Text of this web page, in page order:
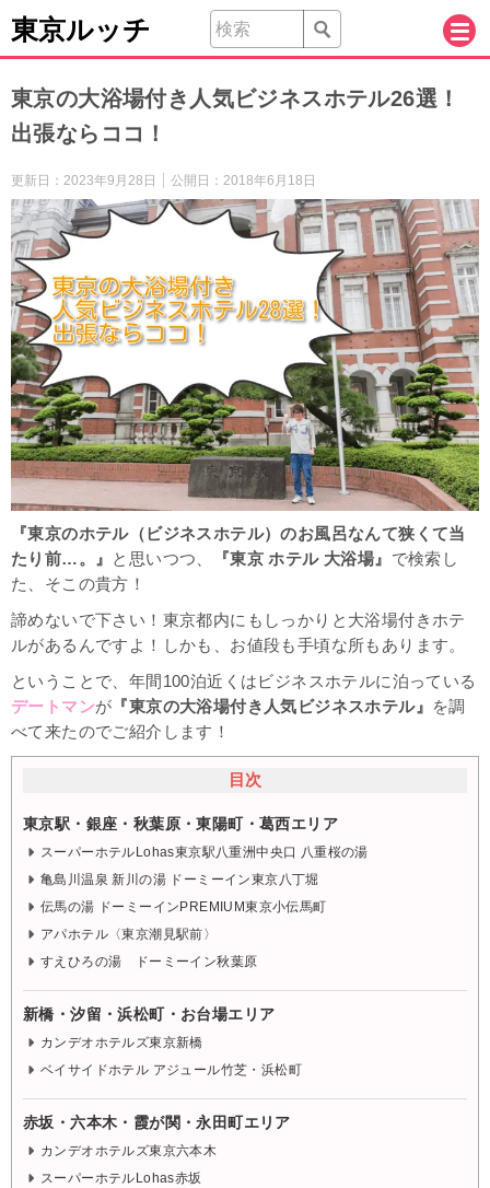
東京ルッチ
東京の大浴場付き人気ビジネスホテル26選！
出張ならココ！
更新日： 2023年9月28日 公開日： 2018年6月18日
『東京のホテル（ビジネスホテル）のお風呂なんて狭くて当
たり前…。』 と思いつつ、 『東京 ホテル 大浴場』 で検索し
た、そこの貴方！
諦めないで下さい！東京都内にもしっかりと大浴場付きホテ
ルがあるんですよ！しかも、お値段も手頃な所もあります。
ということで、年間100泊近くはビジネスホテルに泊っている
デートマンが 『東京の大浴場付き人気ビジネスホテル』
を調
べて来たのでご紹介します！
目次
東京駅・銀座・秋葉原・東陽町・葛西エリア
スーパーホテルLohas東京駅八重洲中央口 八重桜の湯
亀島川温泉 新川の湯 ドーミーイン東京八丁堀
伝馬の湯 ドーミーインPREMIUM東京小伝馬町
アパホテル〈東京潮見駅前〉
すえひろの湯 ドーミーイン秋葉原
新橋・汐留・浜松町・お台場エリア
カンデオホテルズ東京新橋
ベイサイドホテル アジュール竹芝・浜松町
赤坂・六本木・霞が関・永田町エリア
カンデオホテルズ東京六本木
スーパーホテルLohas赤坂